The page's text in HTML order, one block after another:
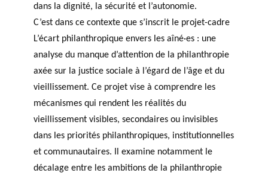
dans la dignité, la sécurité et l’autonomie.
C’est dans ce contexte que s’inscrit le projet-cadre
L’écart philanthropique envers les aîné·es : une
analyse du manque d’attention de la philanthropie
axée sur la justice sociale à l’égard de l’âge et du
vieillissement. Ce projet vise à comprendre les
mécanismes qui rendent les réalités du
vieillissement visibles, secondaires ou invisibles
dans les priorités philanthropiques, institutionnelles
et communautaires. Il examine notamment le
décalage entre les ambitions de la philanthropie